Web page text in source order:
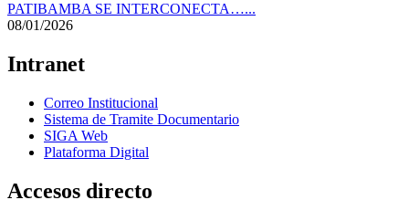
PATIBAMBA SE INTERCONECTA…...
08/01/2026
Intranet
Correo Institucional
Sistema de Tramite Documentario
SIGA Web
Plataforma Digital
Accesos directo